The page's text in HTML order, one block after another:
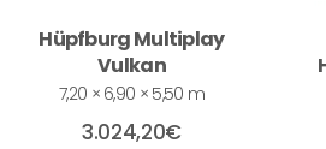
Hüpfburg Multiplay
Vulkan
7,20 × 6,90 × 5,50 m
3.024,20€